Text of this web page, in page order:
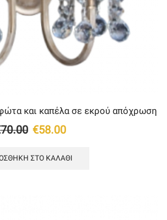
και καπέλα σε εκρού απόχρωση
70.00 Original
was:
€58.00Η
τιμή
ΣΤΟ ΚΑΛΆΘΙ